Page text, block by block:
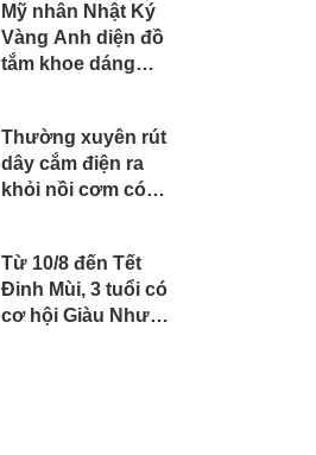
sinh nhà Dương
Khắc Linh chuyên
nghiệp
Mỹ nhân Nhật Ký
Vàng Anh diện đồ
tắm khoe dáng
chung cư làm nhà
ở, "phủ" đồ hiệu
đắt đỏ
Thường xuyên rút
dây cắm điện ra
khỏi nồi cơm có
Từ 10/8 đến Tết
Đinh Mùi, 3 tuổi có
cơ hội Giàu Như